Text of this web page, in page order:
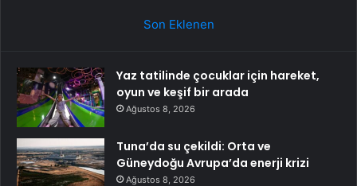
Son Eklenen
Yaz tatilinde çocuklar için hareket,
oyun ve keşif bir arada
Ağustos 8, 2026
Tuna’da su çekildi: Orta ve
Güneydoğu Avrupa’da enerji krizi
Ağustos 8, 2026